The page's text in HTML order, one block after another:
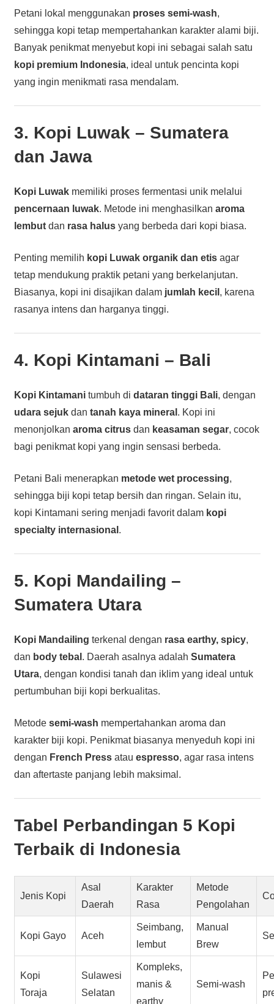
Petani lokal menggunakan proses semi-wash,
sehingga kopi tetap mempertahankan karakter alami biji.
Banyak penikmat menyebut kopi ini sebagai salah satu
kopi premium Indonesia, ideal untuk pencinta kopi
yang ingin menikmati rasa mendalam.
3. Kopi Luwak – Sumatera
dan Jawa
Kopi Luwakmemiliki proses fermentasi unik melalui
pencernaan luwak. Metode ini menghasilkan aroma
lembutdan rasa halusyang berbeda dari kopi biasa.
Penting memilih kopi Luwak organik dan etisagar
tetap mendukung praktik petani yang berkelanjutan.
Biasanya, kopi ini disajikan dalam jumlah kecil , karena
rasanya intens dan harganya tinggi.
4. Kopi Kintamani – Bali
Kopi Kintamanitumbuh di dataran tinggi Bali, dengan
udara sejukdan tanah kaya mineral . Kopi ini
menonjolkan aroma citrusdan keasaman segar, cocok
bagi penikmat kopi yang ingin sensasi berbeda.
Petani Bali menerapkan metode wet processing,
sehingga biji kopi tetap bersih dan ringan. Selain itu,
kopi Kintamani sering menjadi favorit dalam kopi
specialty internasional .
5. Kopi Mandailing –
Sumatera Utara
Kopi Mandailing terkenal dengan rasa earthy, spicy,
dan body tebal . Daerah asalnya adalah Sumatera
Utara, dengan kondisi tanah dan iklim yang ideal untuk
pertumbuhan biji kopi berkualitas.
Metode semi-wash mempertahankan aroma dan
karakter biji kopi. Penikmat biasanya menyeduh kopi ini
dengan French Pressatau espresso, agar rasa intens
dan aftertaste panjang lebih maksimal.
Tabel Perbandingan 5 Kopi
Terbaik di Indonesia
Jenis Kopi
Asal
Daerah
Karakter
Rasa
Metode
Pengolahan
Kopi Gayo Aceh
Seimbang,
lembut
Manual
Brew
Kopi
Toraja
Sulawesi
Selatan
Kompleks,
manis &
earthy
Semi-wash